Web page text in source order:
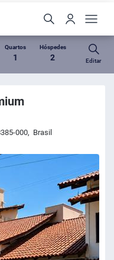
Quartos
1
Hóspedes
2 Editar
000, Brasil